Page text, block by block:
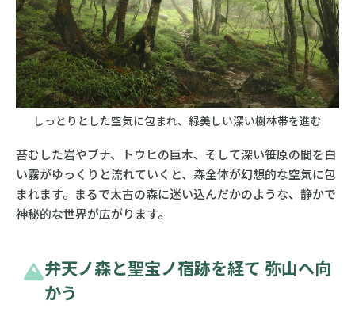
しっとりとした空気に包まれ、緑美しい深い樹林帯を進む
苔むした岩やブナ、トウヒの巨木、そして深い笹原の間を白
い霧がゆっくりと流れていくと、森全体が幻想的な空気に包
まれます。まるで太古の森に迷い込んだかのような、静かで
神秘的な世界が広がります。
弁天ノ森と聖宝ノ宿跡を経て 弥山へ向
かう